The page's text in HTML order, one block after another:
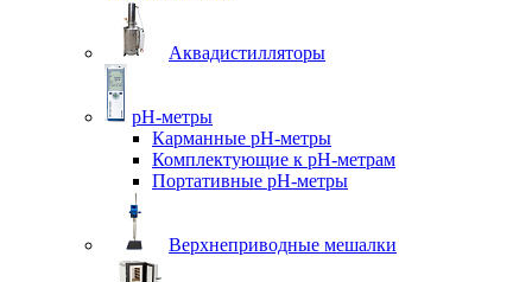
Аквадистилляторы
pH-метры
Карманные pH-метры
Комплектующие к pH-метрам
Портативные pH-метры
Верхнеприводные мешалки